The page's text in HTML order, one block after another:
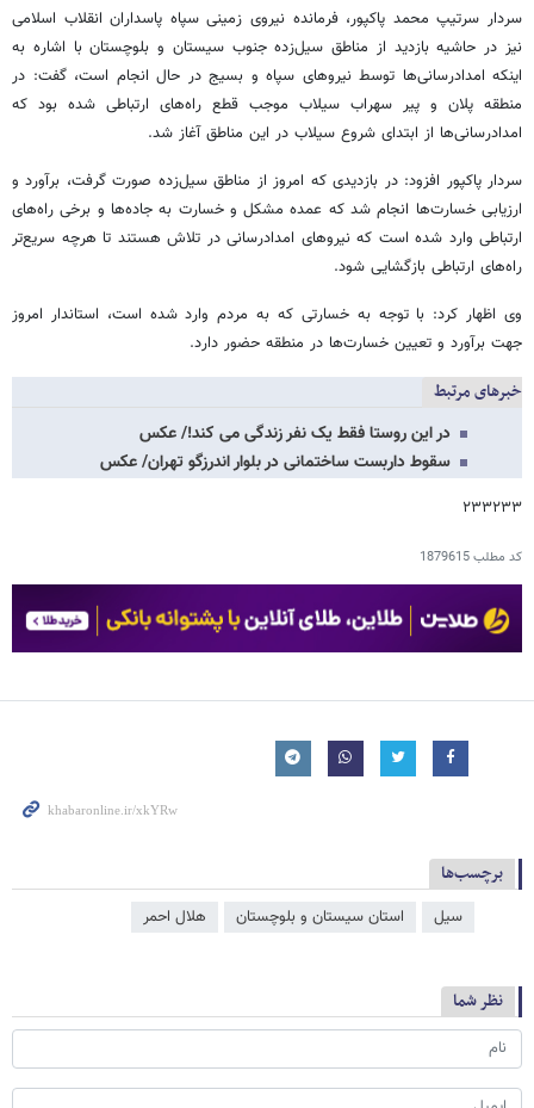
سردار سرتیپ محمد پاکپور، فرمانده نیروی زمینی سپاه پاسداران انقلاب اسلامی
نیز در حاشیه بازدید از مناطق سیل‌زده جنوب سیستان و بلوچستان با اشاره به
اینکه امدادرسانی‌ها توسط نیروهای سپاه و بسیج در حال انجام است، گفت: در
منطقه پلان و پیر سهراب سیلاب موجب قطع راه‌های ارتباطی شده بود که
امدادرسانی‌ها از ابتدای شروع سیلاب در این مناطق آغاز شد.
سردار پاکپور افزود: در بازدیدی که امروز از مناطق سیل‌زده صورت گرفت، برآورد و
ارزیابی خسارت‌ها انجام شد که عمده مشکل و خسارت به جاده‌ها و برخی راه‌های
ارتباطی وارد شده است که نیروهای امدادرسانی در تلاش هستند تا هرچه سریع‌تر
راه‌های ارتباطی بازگشایی شود.
وی اظهار کرد: با توجه‌ به خسارتی که به مردم وارد شده است، استاندار امروز
جهت برآورد و تعیین خسارت‌ها در منطقه حضور دارد.
خبرهای مرتبط
در این روستا فقط یک نفر زندگی می کند!/ عکس
سقوط داربست ساختمانی در بلوار اندرزگو تهران/ عکس
۲۳۳۲۳۳
کد مطلب1879615
برچسب‌ها
سیل استان سیستان و بلوچستان هلال احمر
نظر شما